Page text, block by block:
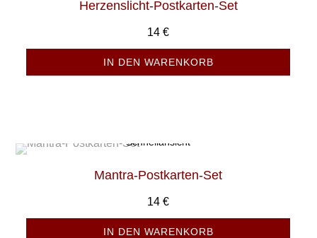
Herzenslicht-Postkarten-Set
14€
IN DEN WARENKORB
Schnellansicht
Mantra-Postkarten-Set
14€
IN DEN WARENKORB